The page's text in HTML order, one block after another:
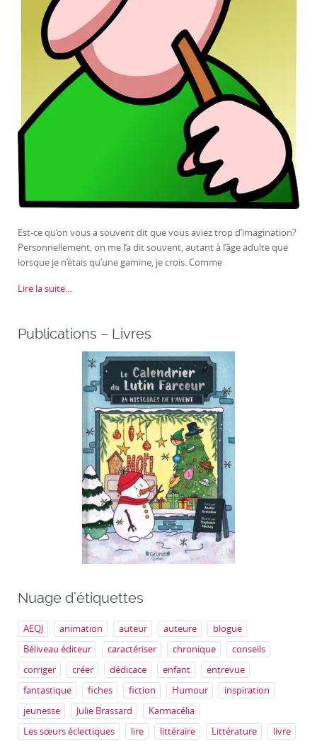
Est-ce qu’on vous a souvent dit que vous aviez trop d’imagination?
Personnellement, on me l’a dit souvent, autant à l’âge adulte que
lorsque je n’étais qu’une gamine, je crois. Comme
Lire la suite…
Publications – Livres
Nuage d’étiquettes
AEQJ animation auteur auteure
blogue
Béliveau éditeur
caractériser chronique
conseils
corriger
créer dédicace enfant
entrevue
fantastique
fiches fiction Humour
inspiration
jeunesse
Julie Brassard
Karmacélia
Les sœurs éclectiques
lire littéraire Littérature
livre